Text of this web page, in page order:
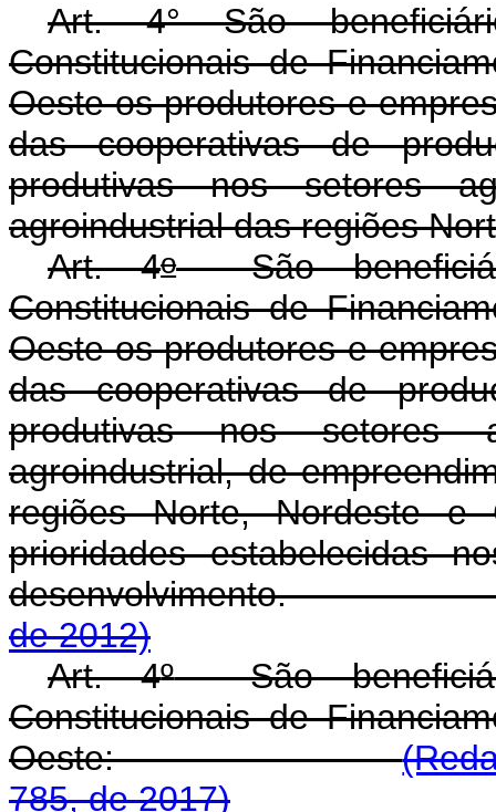
Art. 4° São
Constitucionais de
Oeste os produtores e
das cooperativas de
produtivas nos setores
agroindustrial das regiões
Art. 4oSão
Constitucionais de
Oeste os produtores e
das cooperativas de
produtivas nos setores
agroindustrial, de
regiões Norte, Nordeste e
prioridades estabelecidas
de 2012)
Art. 4ºSão
Constitucionais de
Oeste:
785, de 2017)